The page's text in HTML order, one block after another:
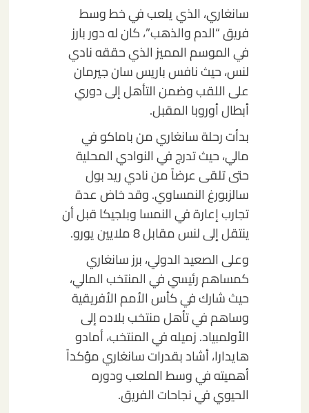
سانغاري، الذي يلعب في خط وسط
فريق “الدم والذهب”، كان له دور بارز
في الموسم المميز الذي حققه نادي
لنس، حيث نافس باريس سان جيرمان
على اللقب وضمن التأهل إلى دوري
أبطال أوروبا المقبل.
بدأت رحلة سانغاري من باماكو في
مالي، حيث تدرج في النوادي المحلية
حتى تلقى عرضاً من نادي ريد بول
سالزبورغ النمساوي. وقد خاض عدة
تجارب إعارة في النمسا وبلجيكا قبل أن
ينتقل إلى لنس مقابل 8 ملايين يورو.
وعلى الصعيد الدولي، برز سانغاري
كمساهم رئيسي في المنتخب المالي،
حيث شارك في كأس الأمم الأفريقية
وساهم في تأهل منتخب بلاده إلى
الأولمبياد. زميله في المنتخب، أمادو
هايدارا، أشاد بقدرات سانغاري مؤكداً
أهميته في وسط الملعب ودوره
الحيوي في نجاحات الفريق.